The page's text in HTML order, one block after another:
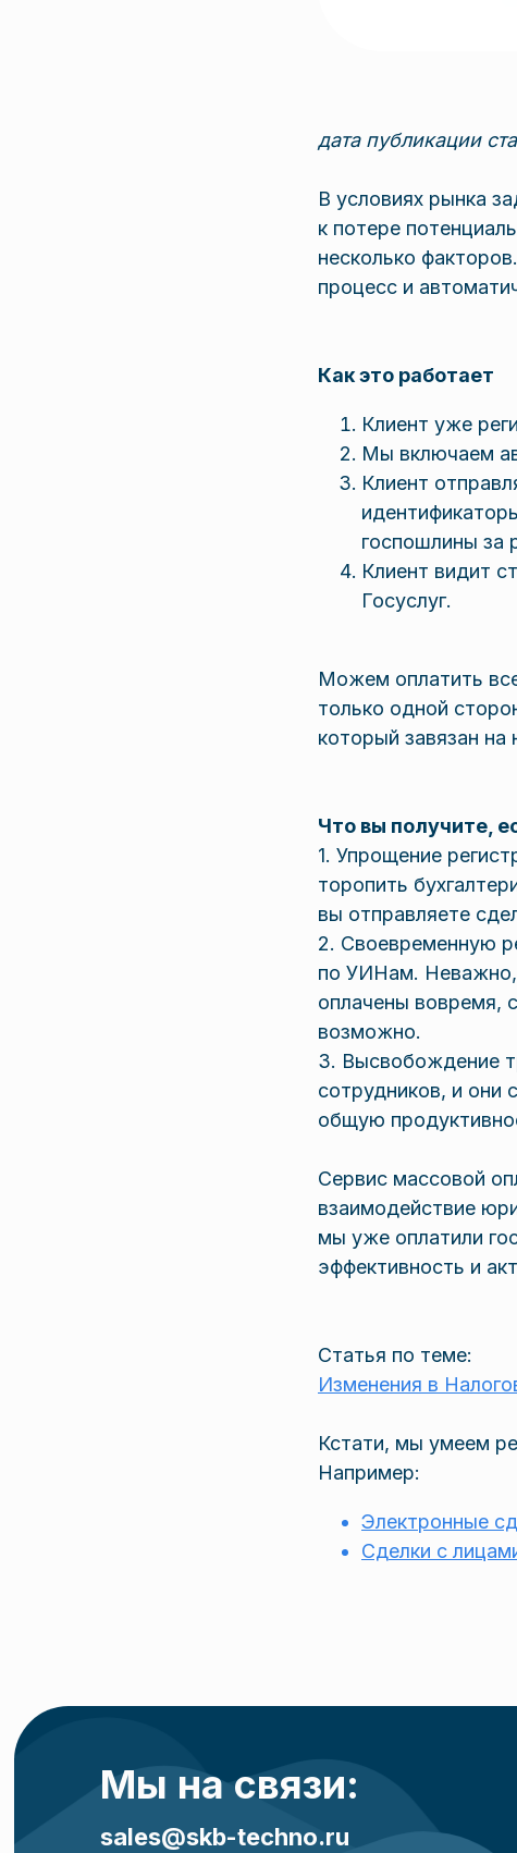
дата публикации
В условиях рынка
к потере
несколько
процесс и
Как это работает
Клиент уже
Мы включаем
Клиент
госпошлины за
Клиент видит
Госуслуг.
Можем оплатить
только одной
который завязан на
Что вы получите,
1. Упрощение
торопить
вы отправляете
2. Своевременную
по УИНам. Неважно,
оплачены вовремя,
возможно.
3. Высвобождение
сотрудников, и они
общую
Сервис массовой
взаимодействие
мы уже оплатили
эффективность и
Статья по теме:
Изменения в
Кстати, мы умеем
Например:
Электронные
Сделки с
sales@skb-techno.ru
Мы на связи: